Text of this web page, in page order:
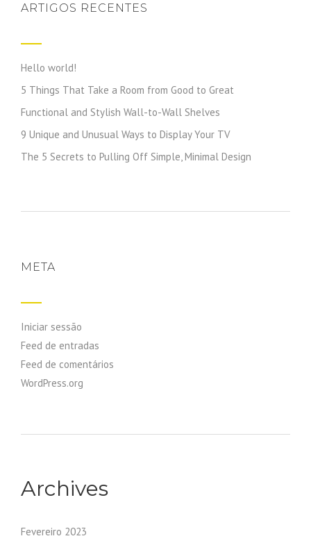
ARTIGOS RECENTES
Hello world!
5 Things That Take a Room from Good to Great
Functional and Stylish Wall-to-Wall Shelves
9 Unique and Unusual Ways to Display Your TV
The 5 Secrets to Pulling Off Simple, Minimal Design
META
Iniciar sessão
Feed de entradas
Feed de comentários
WordPress.org
Archives
Fevereiro 2023